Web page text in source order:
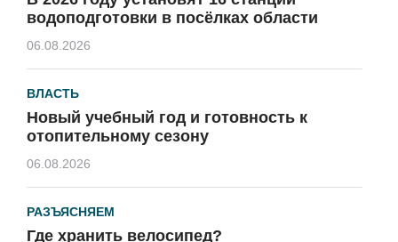
водоподготовки в посёлках области
06.08.2026
ВЛАСТЬ
Новый учебный год и готовность к
отопительному сезону
06.08.2026
РАЗЪЯСНЯЕМ
Где хранить велосипед?